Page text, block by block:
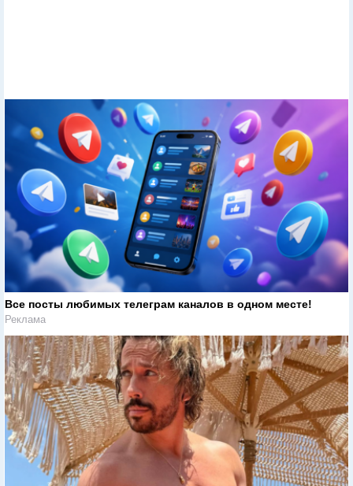
Все посты любимых телеграм каналов в одном месте!
Реклама